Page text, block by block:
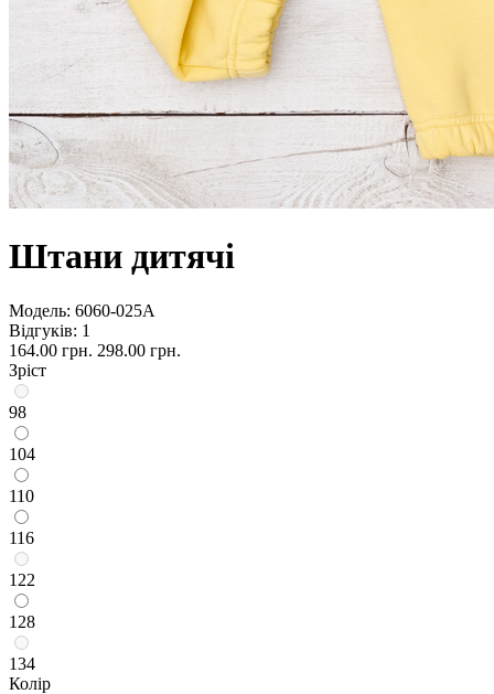
Штани дитячі
Модель: 6060-025А
Відгуків: 1
164.00 грн. 298.00 грн.
Зріст
98
104
110
116
122
128
134
Колір